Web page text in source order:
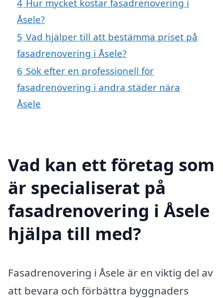
4 Hur mycket kostar fasadrenovering i
Åsele?
5 Vad hjälper till att bestämma priset på
fasadrenovering i Åsele?
6 Sök efter en professionell för
fasadrenovering i andra städer nära
Åsele
Vad kan ett företag som
är specialiserat på
fasadrenovering i Åsele
hjälpa till med?
Fasadrenovering i Åsele är en viktig del av
att bevara och förbättra byggnaders